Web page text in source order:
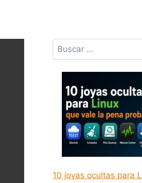
Buscar:
10 joyas ocultas para